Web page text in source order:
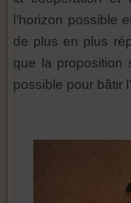
l’horizon possible
de plus en plus
que la proposition
possible pour bâtir